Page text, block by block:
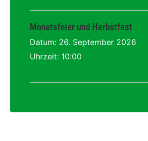
Monatsfeier und Herbstfest
Datum: 26. September 2026
Uhrzeit: 10:00